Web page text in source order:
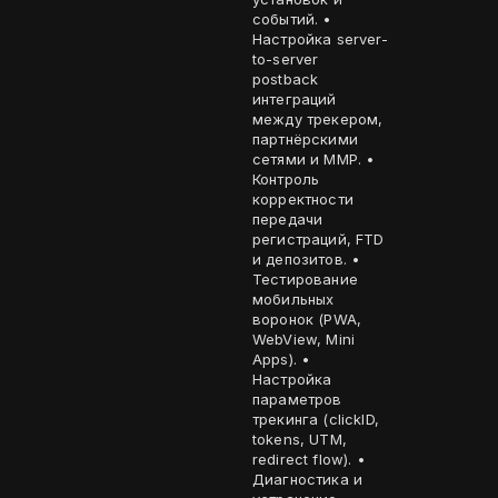
событий. •
Настройка server-
to-server
postback
интеграций
между трекером,
партнёрскими
сетями и MMP. •
Контроль
корректности
передачи
регистраций, FTD
и депозитов. •
Тестирование
мобильных
воронок (PWA,
WebView, Mini
Apps). •
Настройка
параметров
трекинга (clickID,
tokens, UTM,
redirect flow). •
Диагностика и